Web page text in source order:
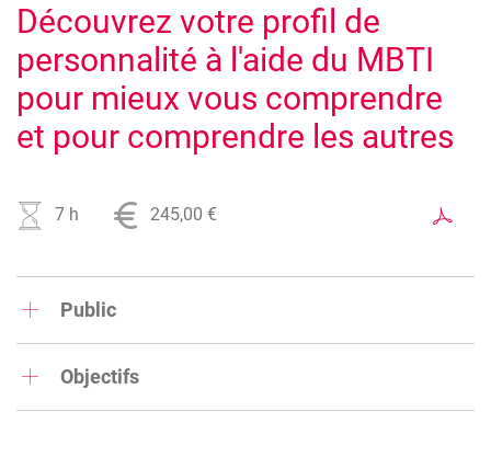
Découvrez votre profil de
personnalité à l'aide du MBTI
pour mieux vous comprendre
et pour comprendre les autres
7 h 245,00 €
Public
personnalité pour mieux comprendre son mode de
fonctionnement au travail
Objectifs